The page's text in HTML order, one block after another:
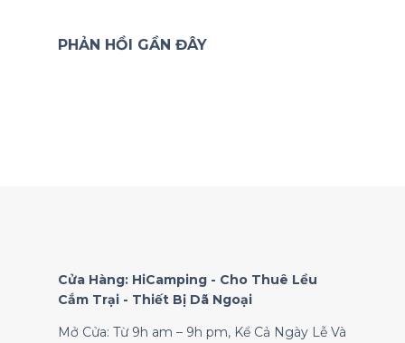
PHẢN HỒI GẦN ĐÂY
Cửa Hàng: HiCamping - Cho Thuê Lều
Cắm Trại - Thiết Bị Dã Ngoại
Mở Cửa: Từ 9h am – 9h pm, Kể Cả Ngày Lễ Và